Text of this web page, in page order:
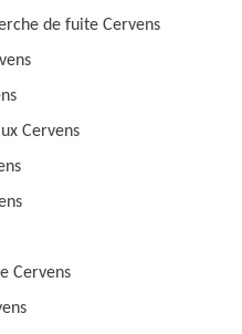
de fuite Cervens
Cervens
Cervens